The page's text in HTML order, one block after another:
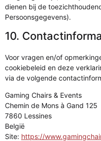
dienen bij de
Persoonsgegevens).
10.
Voor vragen en/of
cookiebeleid en deze
via de volgende
Gaming Chairs & Events
Chemin de Mons à Gand 125
7860 Lessines
België
Site: https://